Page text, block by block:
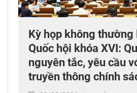
Kỳ họp không
Quốc hội khóa XVI:
nguyên tắc, yêu cầu
truyền thông chính